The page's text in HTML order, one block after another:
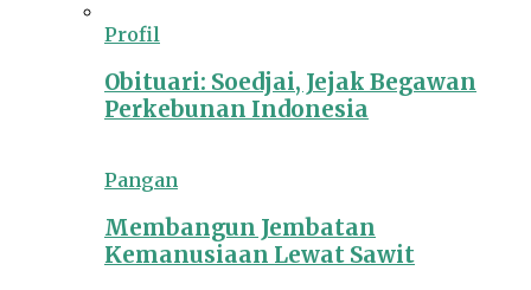
Profil
Obituari: Soedjai, Jejak Begawan
Perkebunan Indonesia
Pangan
Membangun Jembatan
Kemanusiaan Lewat Sawit